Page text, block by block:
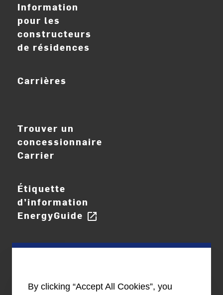
Information
pour les
constructeurs
de résidences
Carrières
Trouver un
concessionnaire
Carrier
Étiquette
d’information
EnergyGuide open_in_new
By clicking “Accept All Cookies”, you